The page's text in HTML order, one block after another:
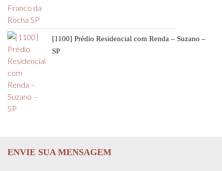
[1100] Prédio Residencial com Renda – Suzano –
SP
ENVIE SUA MENSAGEM